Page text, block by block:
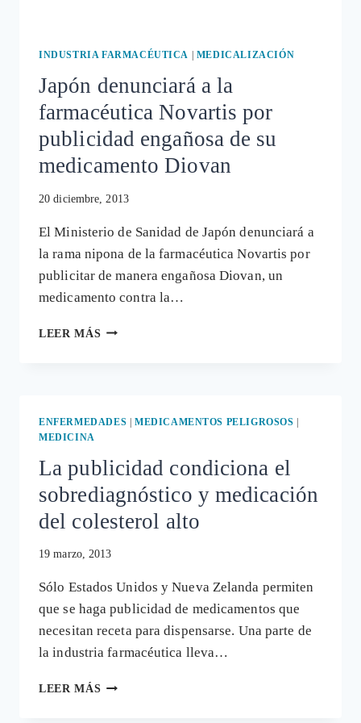
INDUSTRIA FARMACÉUTICA MEDICALIZACIÓN
Japón denunciará a la
farmacéutica Novartis por
publicidad engañosa de su
medicamento Diovan
20 diciembre, 2013
El Ministerio de Sanidad de Japón denunciará a
la rama nipona de la farmacéutica Novartis por
publicitar de manera engañosa Diovan, un
medicamento contra la…
LEER MÁS JAPÓN
ENGAÑOSA
SU
MEDICAMENTO
DIOVAN
ENFERMEDADES | MEDICAMENTOS PELIGROSOS |
MEDICINA
La publicidad condiciona el
sobrediagnóstico y medicación
del colesterol alto
19 marzo, 2013
Sólo Estados Unidos y Nueva Zelanda permiten
que se haga publicidad de medicamentos que
necesitan receta para dispensarse. Una parte de
la industria farmacéutica lleva…
LEER MÁS LA